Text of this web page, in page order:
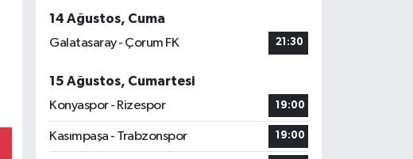
14 Ağustos, Cuma
Galatasaray - Çorum FK
21:30
15 Ağustos, Cumartesi
Konyaspor - Rizespor
19:00
Kasımpaşa - Trabzonspor 19:00